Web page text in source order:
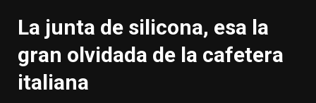
La junta de silicona, esa la
gran olvidada de la cafetera
italiana